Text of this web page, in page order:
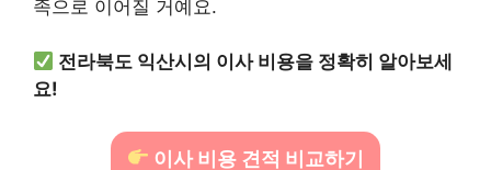
족으로 이어질 거예요.
전라북도 익산시의 이사 비용을 정확히 알아보세
요!
이사 비용 견적 비교하기